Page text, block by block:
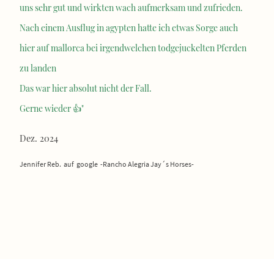
uns sehr gut und wirkten wach aufmerksam und zufrieden.
Nach einem Ausflug in agypten hatte ich etwas Sorge auch
hier auf mallorca bei irgendwelchen todgejuckelten Pferden
zu landen
Das war hier absolut nicht der Fall.
Gerne wieder 👍"
Dez. 2024
Jennifer Reb. auf google -Rancho Alegria Jay´s Horses-